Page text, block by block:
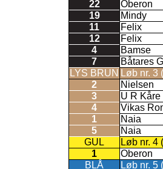
22
Oberon
19
Mindy
11
Felix
12
Felix
4
Bamse
7
Båtares
LYS BRUN Løb nr. 3
2
Nielsen
3
U R Kåre
4
Vikas
1
Naia
5
Naia
GUL
Løb nr. 4
1
Oberon
BLÅ
Løb nr. 5